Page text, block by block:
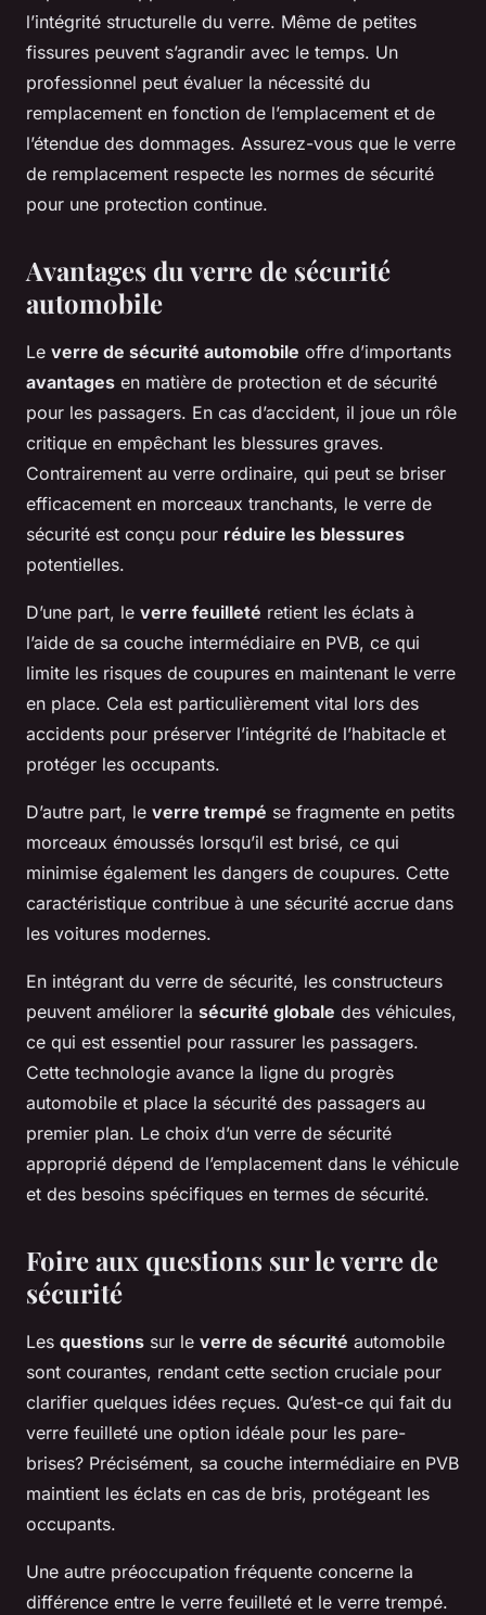
l’intégrité structurelle du verre. Même de petites
fissures peuvent s’agrandir avec le temps. Un
professionnel peut évaluer la nécessité du
remplacement en fonction de l’emplacement et de
l’étendue des dommages. Assurez-vous que le verre
de remplacement respecte les normes de sécurité
pour une protection continue.
Avantages du verre de sécurité
automobile
Le verre de sécurité automobile offre d’importants
avantages en matière de protection et de sécurité
pour les passagers. En cas d’accident, il joue un rôle
critique en empêchant les blessures graves.
Contrairement au verre ordinaire, qui peut se briser
efficacement en morceaux tranchants, le verre de
sécurité est conçu pour réduire les blessures
potentielles.
D’une part, le verre feuilleté retient les éclats à
l’aide de sa couche intermédiaire en PVB, ce qui
limite les risques de coupures en maintenant le verre
en place. Cela est particulièrement vital lors des
accidents pour préserver l’intégrité de l’habitacle et
protéger les occupants.
D’autre part, le verre trempé se fragmente en petits
morceaux émoussés lorsqu’il est brisé, ce qui
minimise également les dangers de coupures. Cette
caractéristique contribue à une sécurité accrue dans
les voitures modernes.
En intégrant du verre de sécurité, les constructeurs
peuvent améliorer la sécurité globale des véhicules,
ce qui est essentiel pour rassurer les passagers.
Cette technologie avance la ligne du progrès
automobile et place la sécurité des passagers au
premier plan. Le choix d’un verre de sécurité
approprié dépend de l’emplacement dans le véhicule
et des besoins spécifiques en termes de sécurité.
Foire aux questions sur le verre de
sécurité
Les questions sur le verre de sécurité automobile
sont courantes, rendant cette section cruciale pour
clarifier quelques idées reçues. Qu’est-ce qui fait du
verre feuilleté une option idéale pour les pare-
brises? Précisément, sa couche intermédiaire en PVB
maintient les éclats en cas de bris, protégeant les
occupants.
Une autre préoccupation fréquente concerne la
différence entre le verre feuilleté et le verre trempé.